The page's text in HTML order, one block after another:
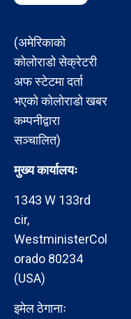
(अमेरिकाको
कोलोराडो सेक्रेटरी
अफ स्टेटमा दर्ता
भएको कोलोराडो खबर
कम्पनीद्वारा
सञ्चालित)
मुख्य कार्यालयः
1343 W 133rd
cir,
WestministerCol
orado 80234
(USA)
इमेल ठेगानाः